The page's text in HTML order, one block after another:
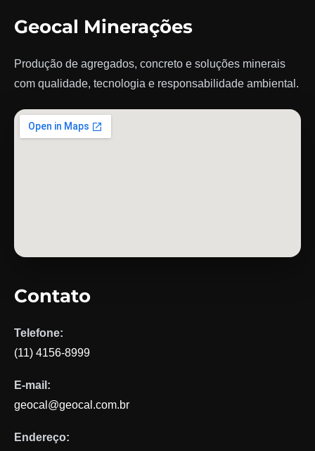
Geocal Minerações
Produção de agregados, concreto e soluções minerais
com qualidade, tecnologia e responsabilidade ambiental.
Contato
Telefone:
(11) 4156-8999
E-mail:
geocal@geocal.com.br
Endereço: